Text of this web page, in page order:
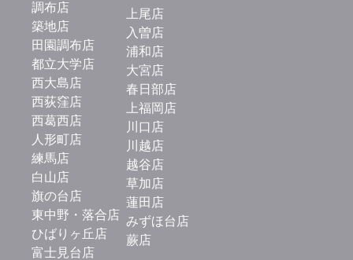
調布店
築地店
田園調布店
都立大学店
西大島店
西荻窪店
西葛西店
人形町店
練馬店
白山店
旗の台店
東中野・落合店
ひばりヶ丘店
富士見台店
上尾店
入曽店
浦和店
大宮店
春日部店
上福岡店
川口店
川越店
越谷店
草加店
蓮田店
みずほ台店
蕨店